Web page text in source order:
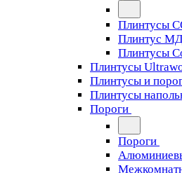
Плинтусы
Плинтус
Плинтусы
Плинтусы
Плинтусы и
Плинтусы
Пороги
Пороги